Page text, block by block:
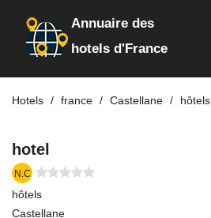
Annuaire des
hotels d'France
Hotels france Castellane hôtels
hotel
N.C
hôtels
Castellane